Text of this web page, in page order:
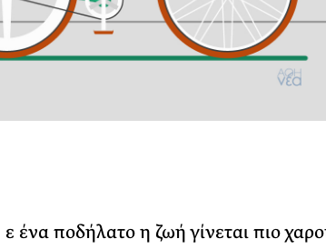
ε ένα ποδήλατο η ζωή γίνεται πιο
31 ΙΟΥΛΙΟΥ 2026
ΡΙΑ ΣΠΥΡΟΥ